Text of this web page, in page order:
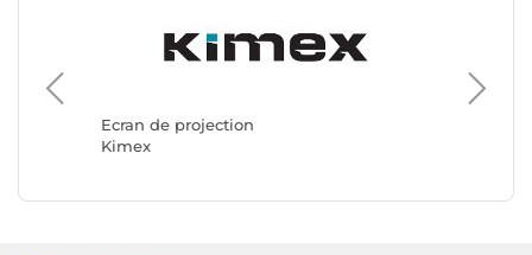
Ecran de projection
Kimex
Ecran
Oray